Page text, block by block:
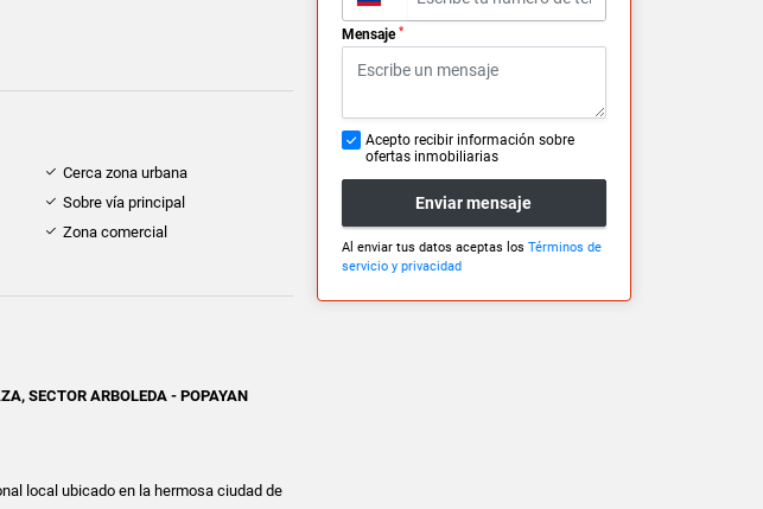
Cerca zona urbana
Sobre vía principal
Zona comercial
SECTOR ARBOLEDA - POPAYAN
local ubicado en la hermosa ciudad de
Mensaje *
Acepto recibir información sobre
ofertas inmobiliarias
Enviar mensaje
Al enviar tus datos aceptas los Términos de
servicio y privacidad